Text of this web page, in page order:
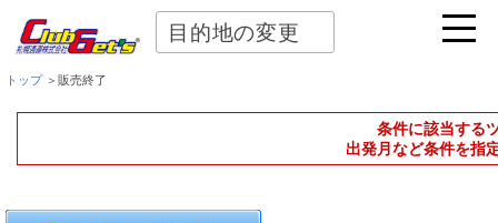
目的地の変更
トップ＞販売終了
条件に該当する
出発月など条件を指